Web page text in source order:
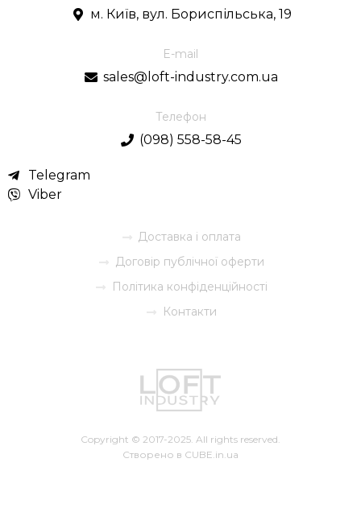
Copyright © 2017-2025. All rights reserved.
Створено в CUBE.in.ua
Доставка і оплата
Договір публічної оферти
Політика конфіденційності
Контакти
Телефон
(098) 558-58-45
Telegram
Viber
м. Київ, вул. Бориспільська, 19
E-mail
sales@loft-industry.com.ua